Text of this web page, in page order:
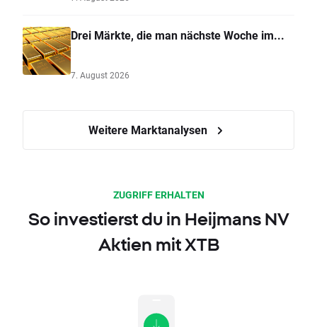
Drei Märkte, die man nächste Woche im...
7. August 2026
Weitere Marktanalysen
ZUGRIFF ERHALTEN
So investierst du in Heijmans NV
Aktien mit XTB